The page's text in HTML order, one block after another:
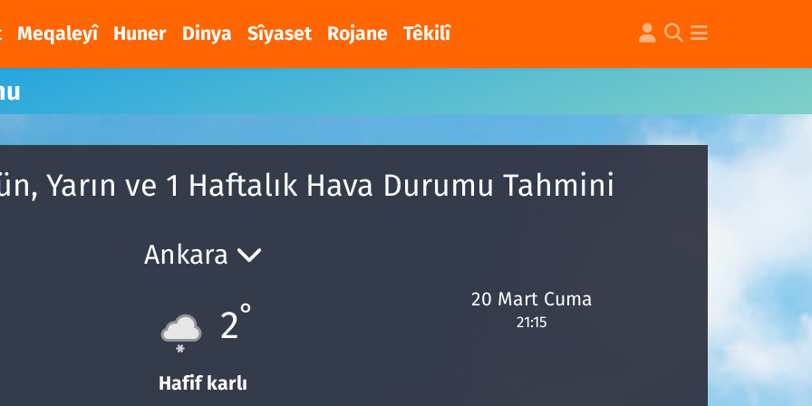
Meqaleyî Huner Dinya Sîyaset Rojane Têkilî
Yarın ve 1 Haftalık Hava Durumu Tahmini
Ankara
2°
Hafif karlı
20 Mart Cuma
21:15